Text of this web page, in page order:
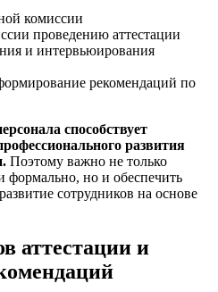
комиссии
проведению аттестации
и интервьюирования
рекомендаций по
способствует
развития
Поэтому важно не только
формально, но и обеспечить
сотрудников на основе
аттестации и